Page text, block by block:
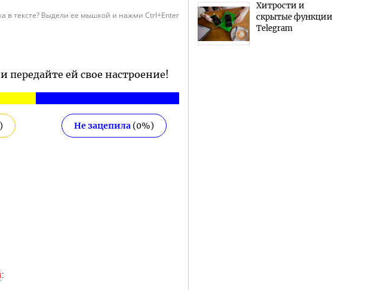
в тексте? Выдели ее мышкой и нажми Ctrl+Enter
передайте ей свое настроение!
Не зацепила (0%)
:
Хитрости и
скрытые функции
Telegram